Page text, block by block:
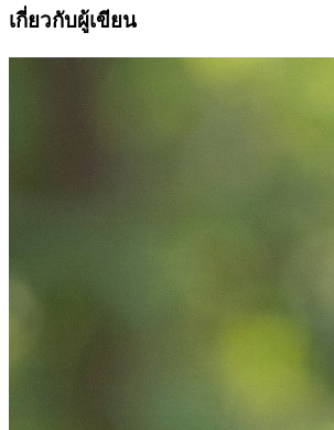
เกี่ยวกับผู้เขียน